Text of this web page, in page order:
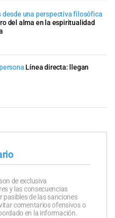
desde una perspectiva filosófica
del alma en la espiritualidad
Línea directa: llegan
de exclusiva
y las consecuencias
pasibles de las sanciones
comentarios ofensivos o
en la información.